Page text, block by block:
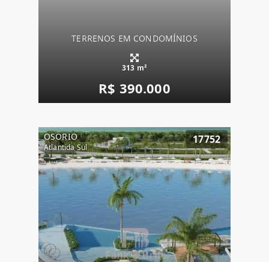
TERRENOS EM CONDOMÍNIOS
313 m²
R$ 390.000
OSORIO
Atlantida Sul
17752